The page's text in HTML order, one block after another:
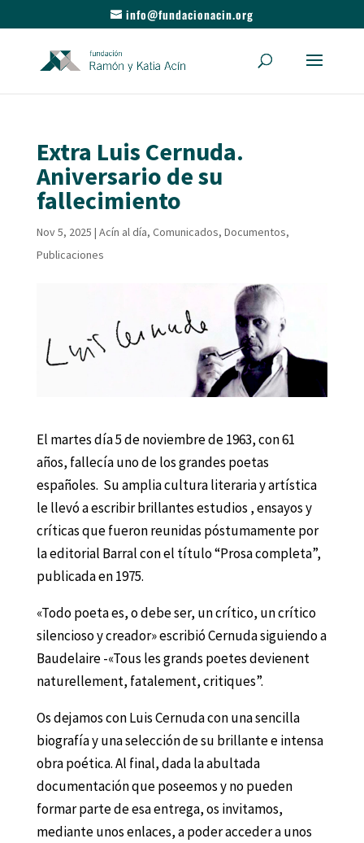
info@fundacionacin.org
Extra Luis Cernuda.
Aniversario de su
fallecimiento
Nov 5, 2025 | Acín al día, Comunicados, Documentos,
Publicaciones
El martes día 5 de noviembre de 1963, con 61
años, fallecía uno de los grandes poetas
españoles. Su amplia cultura literaria y artística
le llevó a escribir brillantes estudios , ensayos y
críticas que fueron reunidas póstumamente por
la editorial Barral con el título “Prosa completa”,
publicada en 1975.
«Todo poeta es, o debe ser, un crítico, un crítico
silencioso y creador» escribió Cernuda siguiendo a
Baudelaire -«Tous les grands poetes devienent
naturellement, fatalement, critiques”.
Os dejamos con Luis Cernuda con una sencilla
biografía y una selección de su brillante e intensa
obra poética. Al final, dada la abultada
documentación que poseemos y no pueden
formar parte de esa entrega, os invitamos,
mediante unos enlaces, a poder acceder a unos